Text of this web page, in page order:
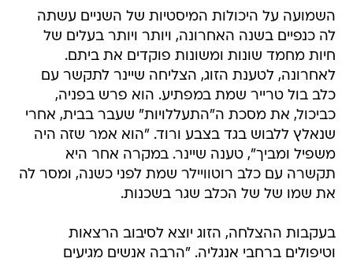
השמועה על היכולות המיסטיות של השניים עשתה
לה כנפיים בשנה האחרונה, ויותר ויותר בעלים של
חיות מחמד שונות ומשונות פוקדים את ביתם.
לאחרונה, לטענת הזוג, הצליחה שיינר לתקשר עם
כלב בול טרייר שמת במפתיע. הוא פרש בפניה,
כביכול, את מסכת ה"התעללויות" שעבר בבית, אחרי
שנאלץ ללבוש בגד בצבע ורוד. "הוא אמר שזה היה
משפיל ומביך", טענה שיינר. במקרה אחר היא
תקשרה עם כלב רוטוויילר שמת לפני כשנה, ומסר לה
את שמו של של הכלב שגר בשכנות.
בעקבות ההצלחה, הזוג יוצא לסיבוב הרצאות
וטיפולים ברחבי אנגליה. "הרבה אנשים מגיעים